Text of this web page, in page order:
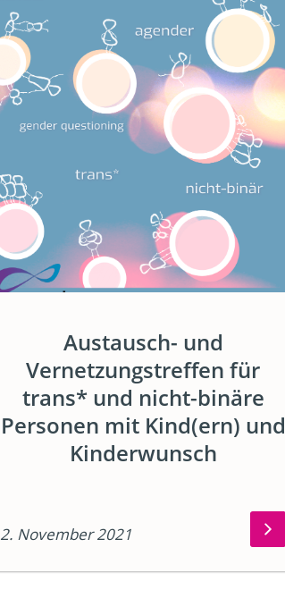
Austausch- und
Vernetzungstreffen für
trans* und nicht-binäre
Personen mit Kind(ern) und
Kinderwunsch
2. November 2021